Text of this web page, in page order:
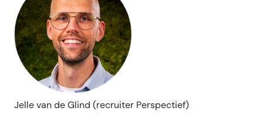
Jelle van de Glind (recruiter Perspectief)